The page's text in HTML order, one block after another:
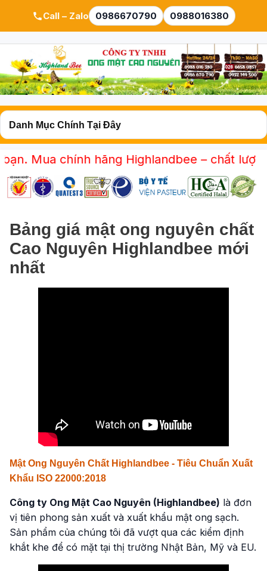
Call – Zalo 0986670790 0988016380
hãng Highlandbee – chất lượng từ cao
Bảng giá mật ong nguyên chất
Cao Nguyên Highlandbee mới
nhất
Mật Ong Nguyên Chất Highlandbee - Tiêu Chuẩn Xuất
Khẩu ISO 22000:2018
Công ty Ong Mật Cao Nguyên (Highlandbee) là đơn
vị tiên phong sản xuất và xuất khẩu mật ong sạch.
Sản phẩm của chúng tôi đã vượt qua các kiểm định
khắt khe để có mặt tại thị trường Nhật Bản, Mỹ và EU.